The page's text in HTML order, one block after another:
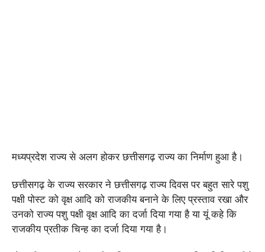
मध्यप्रदेश राज्य से अलग होकर छत्तीसगढ़ राज्य का निर्माण हुआ है।
छत्तीसगढ़ के राज्य सरकार ने छत्तीसगढ़ राज्य दिवस पर बहुत सारे पशु
पक्षी पोस्ट को वृक्ष आदि को राजकीय बनाने के लिए प्रस्ताव रखा और
उनको राज्य पशु पक्षी वृक्ष आदि का दर्जा दिया गया है या यूं कहे कि
राजकीय प्रतीक चिन्ह का दर्जा दिया गया है।